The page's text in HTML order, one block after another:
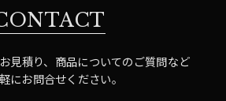
見積り、商品についてのご質問など
にお問合せください。